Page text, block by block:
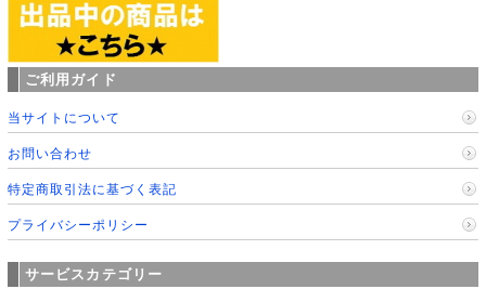
ご利用ガイド
当サイトについて
お問い合わせ
特定商取引法に基づく表記
プライバシーポリシー
サービスカテゴリー